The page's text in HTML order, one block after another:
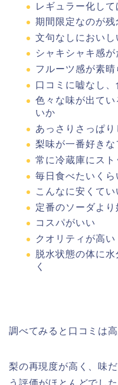
レギュラー化し
期間限定なのが
文句なしにおいし
シャキシャキ感
フルーツ感が素晴
口コミに嘘なし
色々な味が出て
いか
あっさりさっぱ
梨味が一番好きな
常に冷蔵庫にス
毎日食べたいくら
こんなに安くてい
定番のソーダより
コスパがいい
クオリティが高い
脱水状態の体に
く
調べてみると口コミは高
梨の再現度が高く、味